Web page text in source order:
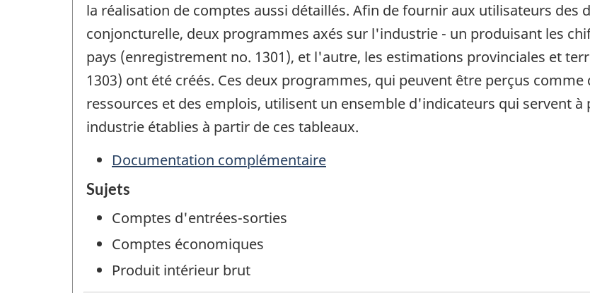
la réalisation de comptes aussi détaillés. Afin de fournir aux utilisateurs des
conjoncturelle, deux programmes axés sur l'industrie - un produisant les
pays (enregistrement no. 1301), et l'autre, les estimations provinciales et
1303) ont été créés. Ces deux programmes, qui peuvent être perçus
ressources et des emplois, utilisent un ensemble d'indicateurs qui servent
industrie établies à partir de ces tableaux.
Documentation complémentaire
Sujets
Comptes d'entrées-sorties
Comptes économiques
Produit intérieur brut